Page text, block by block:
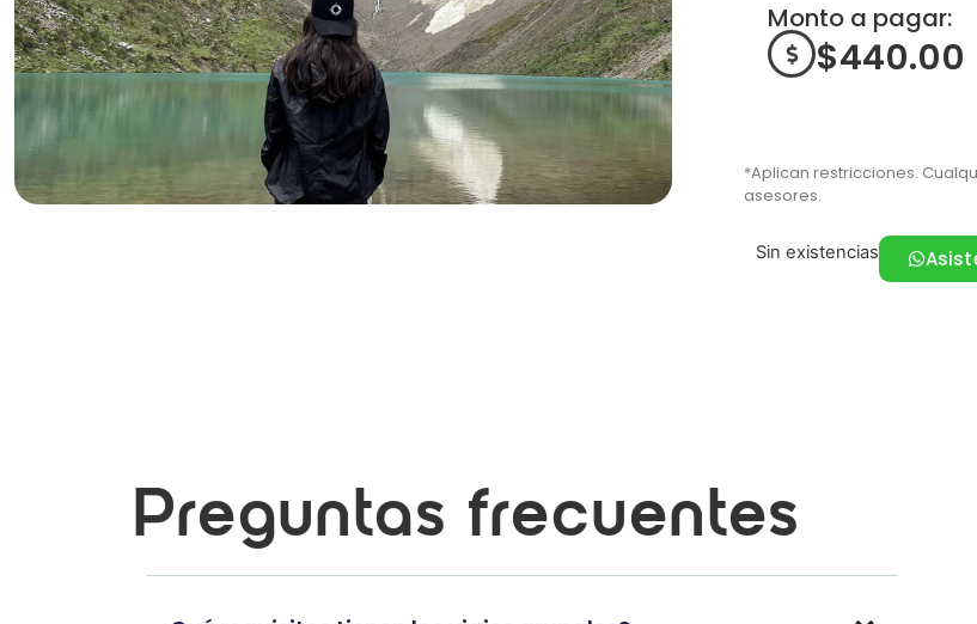
Monto a pagar:
$440.00
*Aplican restricciones.
asesores.
Sin existencias
Preguntas frecuentes